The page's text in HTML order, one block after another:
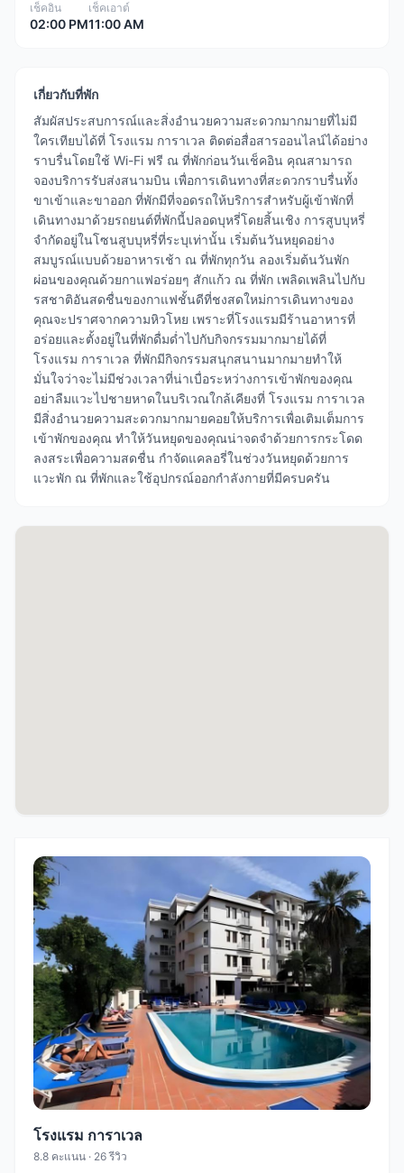
เช็คอิน
02:00 PM
เช็คเอาต์
11:00 AM
เกี่ยวกับที่พัก
สัมผัสประสบการณ์และสิ่งอำนวยความสะดวกมากมายที่ไม่มี
ใครเทียบได้ที่ โรงแรม การาเวล ติดต่อสื่อสารออนไลน์ได้อย่าง
ราบรื่นโดยใช้ Wi-Fi ฟรี ณ ที่พักก่อนวันเช็คอิน คุณสามารถ
จองบริการรับส่งสนามบิน เพื่อการเดินทางที่สะดวกราบรื่นทั้ง
ขาเข้าและขาออก ที่พักมีที่จอดรถให้บริการสำหรับผู้เข้าพักที่
เดินทางมาด้วยรถยนต์ที่พักนี้ปลอดบุหรี่โดยสิ้นเชิง การสูบบุหรี่
จำกัดอยู่ในโซนสูบบุหรี่ที่ระบุเท่านั้น เริ่มต้นวันหยุดอย่าง
สมบูรณ์แบบด้วยอาหารเช้า ณ ที่พักทุกวัน ลองเริ่มต้นวันพัก
ผ่อนของคุณด้วยกาแฟอร่อยๆ สักแก้ว ณ ที่พัก เพลิดเพลินไปกับ
รสชาติอันสดชื่นของกาแฟชั้นดีที่ชงสดใหม่การเดินทางของ
คุณจะปราศจากความหิวโหย เพราะที่โรงแรมมีร้านอาหารที่
อร่อยและตั้งอยู่ในที่พักดื่มด่ำไปกับกิจกรรมมากมายได้ที่
โรงแรม การาเวล ที่พักมีกิจกรรมสนุกสนานมากมายทำให้
มั่นใจว่าจะไม่มีช่วงเวลาที่น่าเบื่อระหว่างการเข้าพักของคุณ
อย่าลืมแวะไปชายหาดในบริเวณใกล้เคียงที่ โรงแรม การาเวล
มีสิ่งอำนวยความสะดวกมากมายคอยให้บริการเพื่อเติมเต็มการ
เข้าพักของคุณ ทำให้วันหยุดของคุณน่าจดจำด้วยการกระโดด
ลงสระเพื่อความสดชื่น กำจัดแคลอรี่ในช่วงวันหยุดด้วยการ
แวะพัก ณ ที่พักและใช้อุปกรณ์ออกกำลังกายที่มีครบครัน
โรงแรม การาเวล
8.8 คะแนน · 26 รีวิว